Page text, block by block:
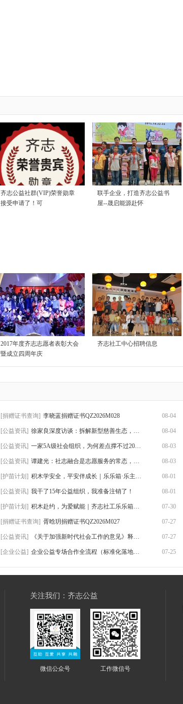
齐志公益社群(VIP)荣誉勋章
接受申请了！可
联手企业，打造齐志公益书
屋--晟启能源赴怀
2017年度齐志志愿者表彰大会
暨成立四周年庆
齐志社工中心招聘信息
[捐赠证书查询] 李晓蓝捐赠证书QZ2026M028 08-04
[公益资讯] 徐家良深度访谈：拆解新型慈善生态，数智化 08-04
[公益资讯] 一家5A级社会组织，为何差点撑不过2026？ 08-03
[公益资讯] 谭建光：社志融合是志愿服务的常态，但不是 08-03
[护苗计划] 积木学安全，平安伴成长｜乐乐箱·乐主题第 08-01
[公益资讯] 我干了15年公益组织，我准备注销了！ 08-01
[护苗计划] 积木赴约，为爱赋能｜齐志社工乐乐箱首期志 07-30
[捐赠证书查询] 胥晗玥捐赠证书QZ2026M027 07-27
[公益资讯] 《关于加强新时代社会工作的意见》释放出一 07-27
[企业公益] 企业公益专场合作全流程（标准化落地版） 07-25
关注我们：齐志公益
微信公众号 工作微信号